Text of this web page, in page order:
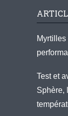
Myrtilles
Test et
Sphère,